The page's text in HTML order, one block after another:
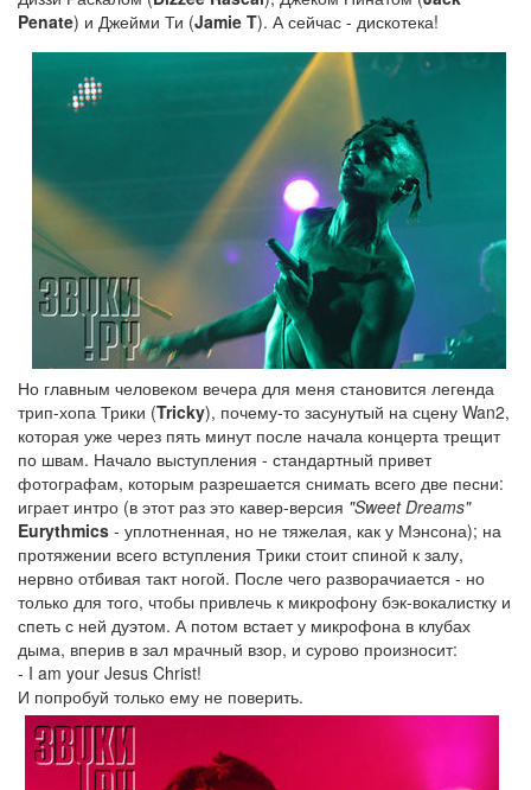
Penate) и Джейми Ти (Jamie T). А сейчас - дискотека!
Но главным человеком вечера для меня становится легенда
трип-хопа Трики (Tricky), почему-то засунутый на сцену Wan2,
которая уже через пять минут после начала концерта трещит
по швам. Начало выступления - стандартный привет
фотографам, которым разрешается снимать всего две песни:
играет интро (в этот раз это кавер-версия "Sweet Dreams"
Eurythmics - уплотненная, но не тяжелая, как у Мэнсона); на
протяжении всего вступления Трики стоит спиной к залу,
нервно отбивая такт ногой. После чего разворачиается - но
только для того, чтобы привлечь к микрофону бэк-вокалистку и
спеть с ней дуэтом. А потом встает у микрофона в клубах
дыма, вперив в зал мрачный взор, и сурово произносит:
- I am your Jesus Christ!
И попробуй только ему не поверить.